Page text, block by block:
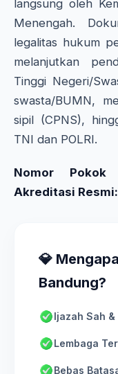
langsung oleh
Menengah.
legalitas hukum
melanjutkan
Tinggi Negeri/
swasta/BUMN,
sipil (CPNS),
TNI dan POLRI.
Nomor Pokok
Akreditasi
💎
Bandung?
Ijazah Sah &
Lembaga
Bebas